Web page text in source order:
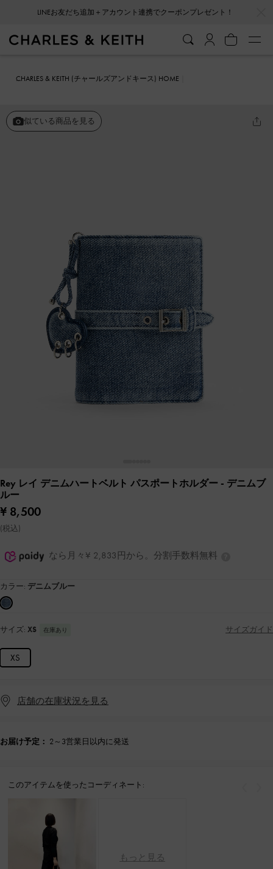
LINEお友だち追加＋アカウント連携でクーポンプレゼント！
CHARLES & KEITH (チャールズアンドキース) HOME
似ている商品を見る
Rey レイ デニムハートベルト パスポートホルダー - デニムブ
ルー
¥ 8,500
(税込)
なら月々¥ 2,833円から。分割手数料無料
カラー: デニムブルー
サイズ: XS 在庫あり サイズガイド
XS
店舗の在庫状況を見る
お届け予定： 2～3営業日以内に発送
このアイテムを使ったコーディネート:
もっと見る